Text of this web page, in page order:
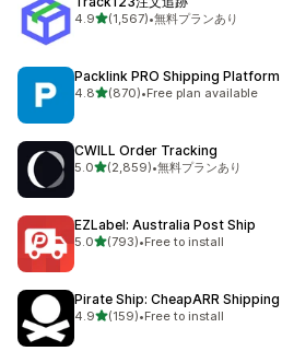
4.95つ星中
(1,567)
合計レビュー数：1567件
•無料プランあり
Packlink PRO Shipping Platform
4.85つ星中
(870)
合計レビュー数：870件
•Free plan available
CWILL Order Tracking
5.05つ星中
(2,859)
合計レビュー数：2859件
•無料プランあり
EZLabel: Australia Post Ship
5.05つ星中
(793)
合計レビュー数：793件
•Free to install
Pirate Ship: CheapARR Shipping
4.95つ星中
(159)
合計レビュー数：159件
•Free to install